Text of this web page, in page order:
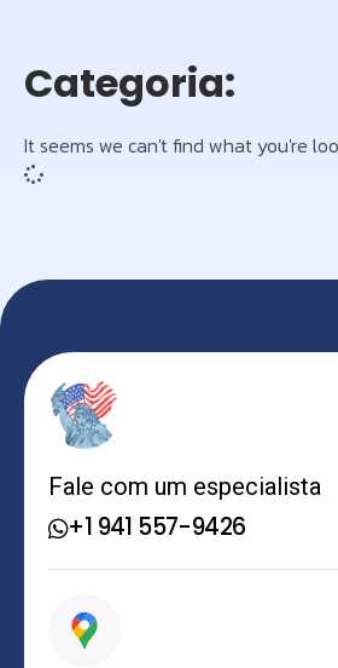
Categoria:
It seems we can't find what you're
Fale com um especialista
+1 941 557-9426